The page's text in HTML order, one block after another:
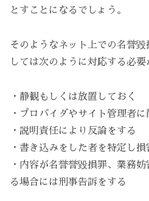
とすことになるでしょう。
そのようなネット上での名誉
しては次のように対応する必要
・静観もしくは放置しておく
・プロバイダやサイト管理者に
・説明責任により反論をする
・書き込みをした者を特定し
・内容が名誉誉毀損罪、業務
る場合には刑事告訴をする